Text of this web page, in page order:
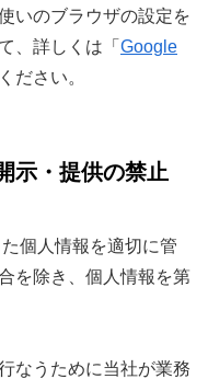
いのブラウザの設定を
、詳しくは「 Google
ださい。
示・提供の禁止
個人情報を適切に管
を除き、個人情報を第
なうために当社が業務